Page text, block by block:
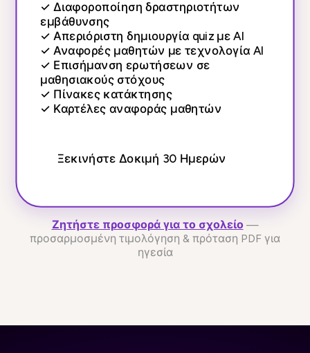
✓ Διαφοροποίηση δραστηριοτήτων
εμβάθυνσης
✓ Απεριόριστη δημιουργία quiz με AI
✓ Αναφορές μαθητών με τεχνολογία AI
✓ Επισήμανση ερωτήσεων σε
μαθησιακούς στόχους
✓ Πίνακες κατάκτησης
✓ Καρτέλες αναφοράς μαθητών
Ξεκινήστε Δοκιμή 30 Ημερών
Ζητήστε προσφορά για το σχολείο —
προσαρμοσμένη τιμολόγηση & πρόταση PDF για
ηγεσία